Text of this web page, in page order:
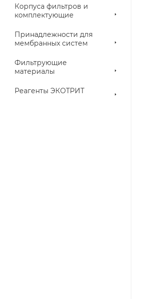
Корпуса фильтров и
комплектующие
Принадлежности для
мембранных систем
Фильтрующие
материалы
Реагенты ЭКОТРИТ